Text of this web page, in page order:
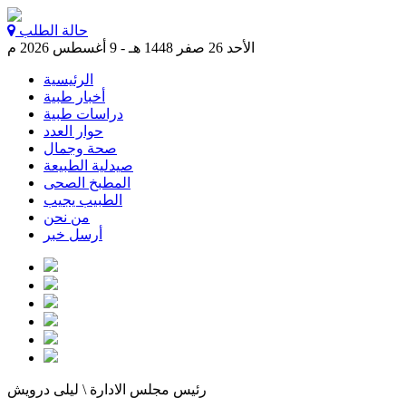
حالة الطلب
الأحد 26 صفر 1448 هـ - 9 أغسطس 2026 م
الرئيسية
أخبار طبية
دراسات طبية
حوار العدد
صحة وجمال
صيدلية الطبيعة
المطبخ الصحى
الطبيب يجيب
من نحن
أرسل خبر
رئيس مجلس الادارة \ ليلى درويش